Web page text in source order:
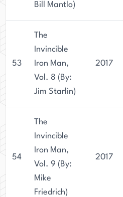
Bill Mantlo)
53
The
Invincible
Iron Man,
Vol. 8 (By:
Jim Starlin)
2017
54
The
Invincible
Iron Man,
Vol. 9 (By:
Mike
Friedrich)
2017